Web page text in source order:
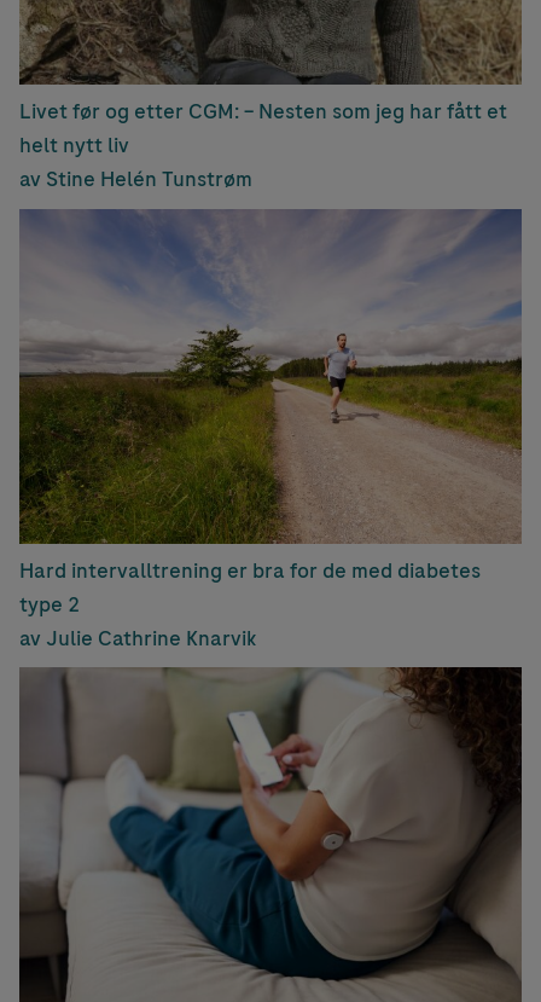
Livet før og etter CGM: – Nesten som jeg har fått et
helt nytt liv
av Stine Helén Tunstrøm
Hard intervalltrening er bra for de med diabetes
type 2
av Julie Cathrine Knarvik